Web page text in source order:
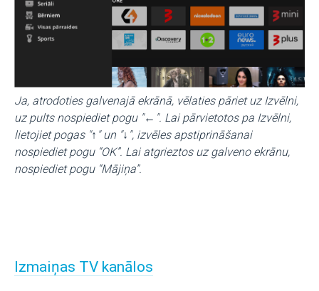
Izmaiņas TV kanālos
Ja, atrodoties galvenajā ekrānā, vēlaties pāriet uz Izvēlni,
uz pults nospiediet pogu "←". Lai pārvietotos pa Izvēlni,
lietojiet pogas "↑" un "↓", izvēles apstiprināšanai
nospiediet pogu “OK”. Lai atgrieztos uz galveno ekrānu,
nospiediet pogu “Mājiņa”.